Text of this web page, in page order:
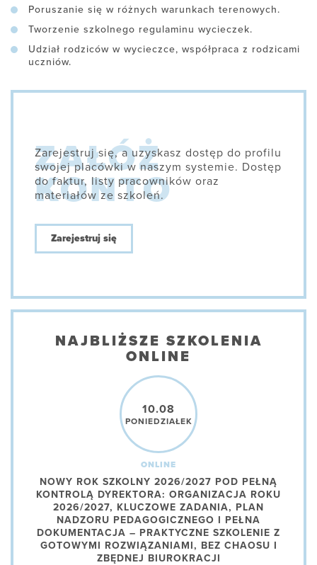
Poruszanie się w różnych warunkach terenowych.
Tworzenie szkolnego regulaminu wycieczek.
Udział rodziców w wycieczce, współpraca z rodzicami
uczniów.
Zarejestruj się, a uzyskasz dostęp do profilu
swojej placówki w naszym systemie. Dostęp
do faktur, listy pracowników oraz
materiałów ze szkoleń.
Zarejestruj się
NAJBLIŻSZE SZKOLENIA
ONLINE
10.08
PONIEDZIAŁEK
ONLINE
NOWY ROK SZKOLNY 2026/2027 POD PEŁNĄ
KONTROLĄ DYREKTORA: ORGANIZACJA ROKU
2026/2027, KLUCZOWE ZADANIA, PLAN
NADZORU PEDAGOGICZNEGO I PEŁNA
DOKUMENTACJA – PRAKTYCZNE SZKOLENIE Z
GOTOWYMI ROZWIĄZANIAMI, BEZ CHAOSU I
ZBĘDNEJ BIUROKRACJI